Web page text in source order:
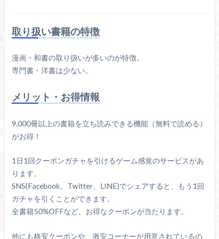
取り扱い書籍の特徴
漫画・和書の取り扱いが多いのが特徴。
専門書・洋書は少ない。
メリット・お得情報
9,000冊以上の書籍を立ち読みできる機能（無料で読める）
がお得！
1日1回クーポンガチャを引けるゲーム感覚のサービスがあ
ります。
SNS(Facebook、Twitter、LINE)でシェアすると、もう1回
ガチャを引くことができます。
全書籍50%OFFなど、お得なクーポンが当たります。
他にも格安クーポンや、激安コーナーが用意されているの